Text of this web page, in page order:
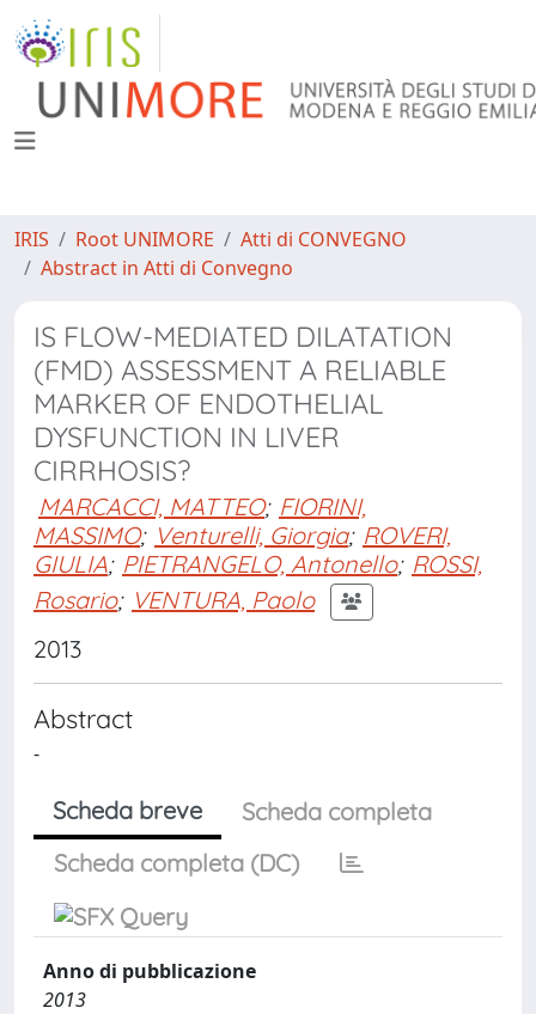
IRIS Root UNIMORE
Atti di CONVEGNO
Abstract in Atti di Convegno
IS FLOW-MEDIATED DILATATION
(FMD) ASSESSMENT A RELIABLE
MARKER OF ENDOTHELIAL
DYSFUNCTION IN LIVER
CIRRHOSIS?
MARCACCI, MATTEO; FIORINI,
MASSIMO; Venturelli, Giorgia; ROVERI,
GIULIA; PIETRANGELO, Antonello; ROSSI,
Rosario; VENTURA, Paolo
2013
Abstract
-
Scheda breve
Scheda completa
Scheda completa (DC)
Anno di pubblicazione
2013